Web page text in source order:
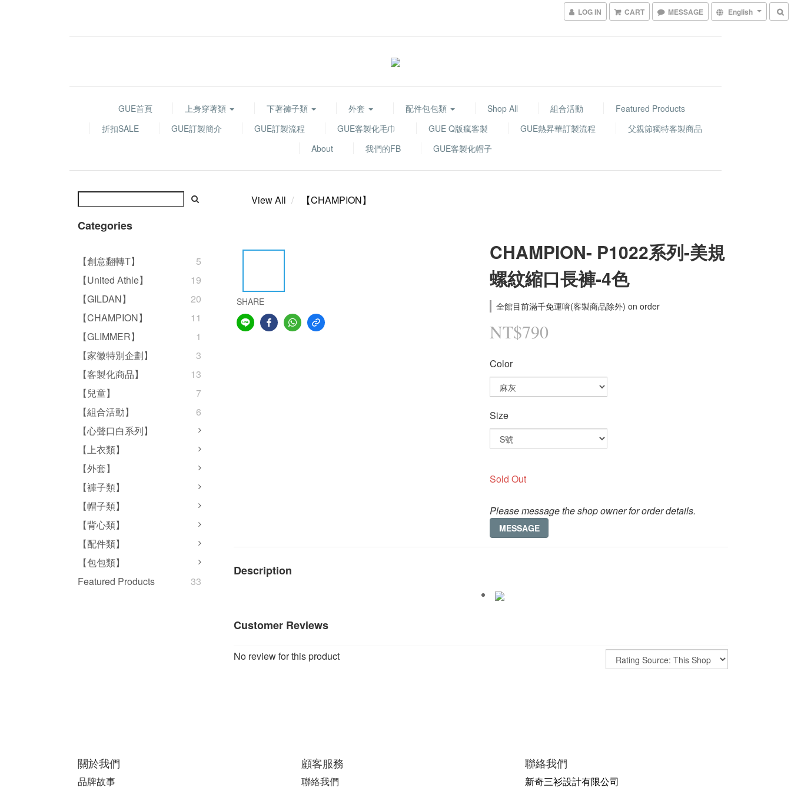
LOG IN CART MESSAGE English
GUE首頁 上身穿著類 下著褲子類 外套 配件包包類 Shop All 組合活動
Featured Products
折扣SALE
GUE訂製簡介 GUE訂製流程 GUE客製化毛巾 GUE Q版瘋客製 GUE熱昇華訂製流程
父親節獨特客製商品
About
我們的FB GUE客製化帽子
Categories
【創意翻轉T】
5
【United Athle】
19
【GILDAN】
20
【CHAMPION】
11
【GLIMMER】
1
【家徽特別企劃】
3
【客製化商品】
13
【兒童】
7
【組合活動】
6
【心聲口白系列】
【上衣類】
【外套】
【褲子類】
【帽子類】
【背心類】
【配件類】
【包包類】
Featured Products
33
View All 【CHAMPION】
SHARE
CHAMPION- P1022系列-美規
螺紋縮口長褲-4色
全館目前滿千免運唷(客製商品除外) on order
NT$790
Color
Size
Sold Out
Please message the shop owner for order details.
MESSAGE
Description
Customer Reviews
No review for this product
關於我們
品牌故事
顧客服務
聯絡我們
聯絡我們
新奇三衫設計有限公司